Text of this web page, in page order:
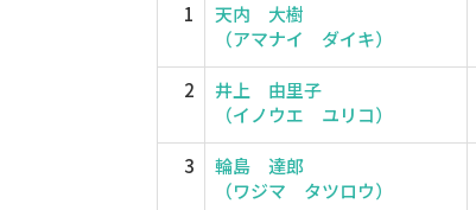
1
天内 大樹
（アマナイ ダイキ）
2
井上 由里子
（イノウエ ユリコ）
3
輪島 達郎
（ワジマ タツロウ）